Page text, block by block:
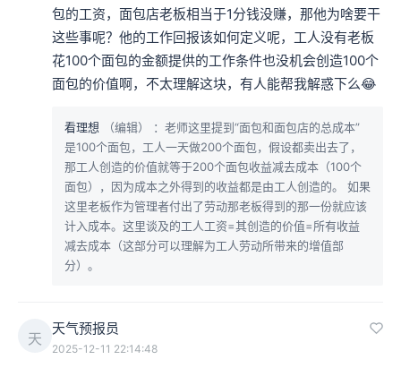
包的工资，面包店老板相当于1分钱没赚，那他为啥要干
这些事呢？他的工作回报该如何定义呢，工人没有老板
花100个面包的金额提供的工作条件也没机会创造100个
面包的价值啊，不太理解这块，有人能帮我解惑下么😂
看理想 （编辑）
：老师这里提到“面包和面包店的总成本”
是100个面包，工人一天做200个面包，假设都卖出去了，
那工人创造的价值就等于200个面包收益减去成本（100个
面包），因为成本之外得到的收益都是由工人创造的。 如果
这里老板作为管理者付出了劳动那老板得到的那一份就应该
计入成本。这里谈及的工人工资=其创造的价值=所有收益
减去成本（这部分可以理解为工人劳动所带来的增值部
分）。
天
天气预报员
2025-12-11 22:14:48